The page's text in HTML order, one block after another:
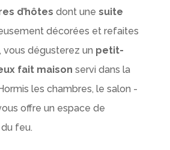
d’hôtes dont une suite
décorées et refaites
vous dégusterez un petit-
fait maison servi dans la
les chambres, le salon -
offre un espace de
feu.